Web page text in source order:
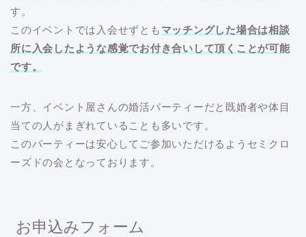
す。
このイベントでは入会せずとも マッチングした場合は相談
所に入会したような感覚でお付き合いして頂くことが可能
です。
一方、イベント屋さんの婚活パーティーだと既婚者や体目
当ての人がまぎれていることも多いです。
このパーティーは安心してご参加いただけるようセミクロ
ーズドの会となっております。
お申込みフォーム